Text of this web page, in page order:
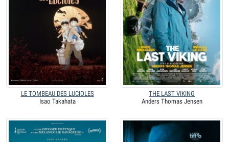
LE TOMBEAU DES LUCIOLES
Isao Takahata
THE LAST VIKING
Anders Thomas Jensen